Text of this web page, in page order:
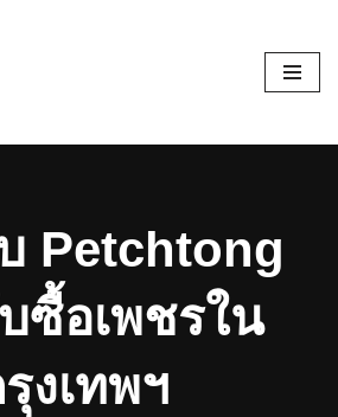
Petchtong
ซื้อเพชรใน
งเทพฯ